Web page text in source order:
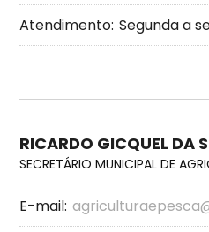
Atendimento: Segunda a
RICARDO GICQUEL DA
SECRETÁRIO MUNICIPAL DE
E-mail: